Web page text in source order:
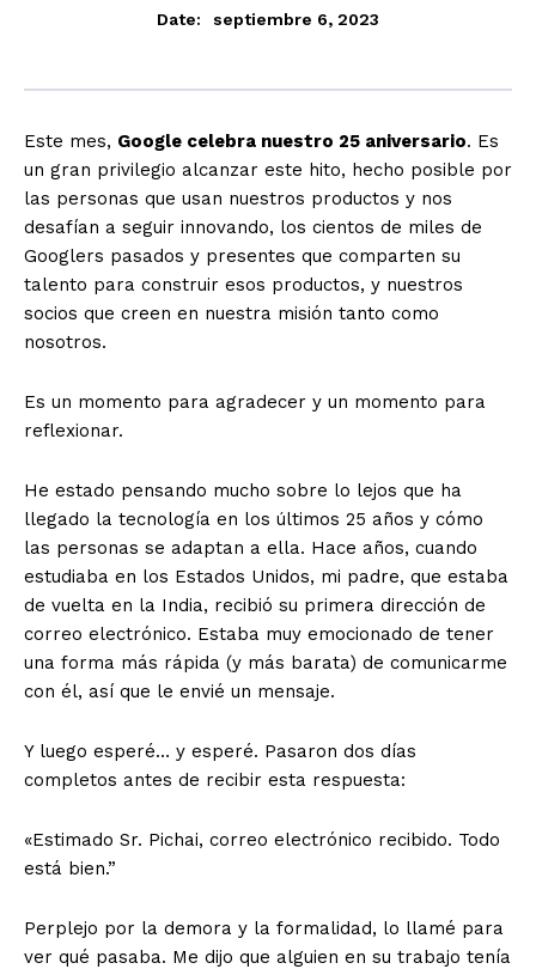
Date:
septiembre 6, 2023
Este mes, Google celebra nuestro 25 aniversario. Es
un gran privilegio alcanzar este hito, hecho posible por
las personas que usan nuestros productos y nos
desafían a seguir innovando, los cientos de miles de
Googlers pasados y presentes que comparten su
talento para construir esos productos, y nuestros
socios que creen en nuestra misión tanto como
nosotros.
Es un momento para agradecer y un momento para
reflexionar.
He estado pensando mucho sobre lo lejos que ha
llegado la tecnología en los últimos 25 años y cómo
las personas se adaptan a ella. Hace años, cuando
estudiaba en los Estados Unidos, mi padre, que estaba
de vuelta en la India, recibió su primera dirección de
correo electrónico. Estaba muy emocionado de tener
una forma más rápida (y más barata) de comunicarme
con él, así que le envié un mensaje.
Y luego esperé… y esperé. Pasaron dos días
completos antes de recibir esta respuesta:
«Estimado Sr. Pichai, correo electrónico recibido. Todo
está bien.”
Perplejo por la demora y la formalidad, lo llamé para
ver qué pasaba. Me dijo que alguien en su trabajo tenía